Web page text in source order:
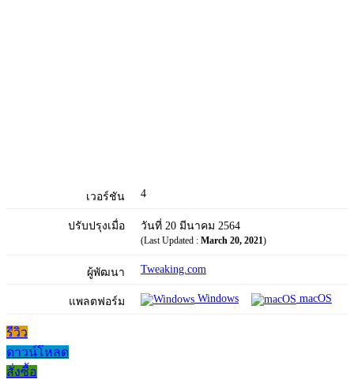
เวอร์ชัน 4
ปรับปรุงเมื่อ วันที่ 20 มีนาคม 2564
(Last Updated : March 20, 2021)
ผู้พัฒนา Tweaking.com
แพลตฟอร์ม Windows macOS
รีวิว
ดาวน์โหลด
สั่งซื้อ